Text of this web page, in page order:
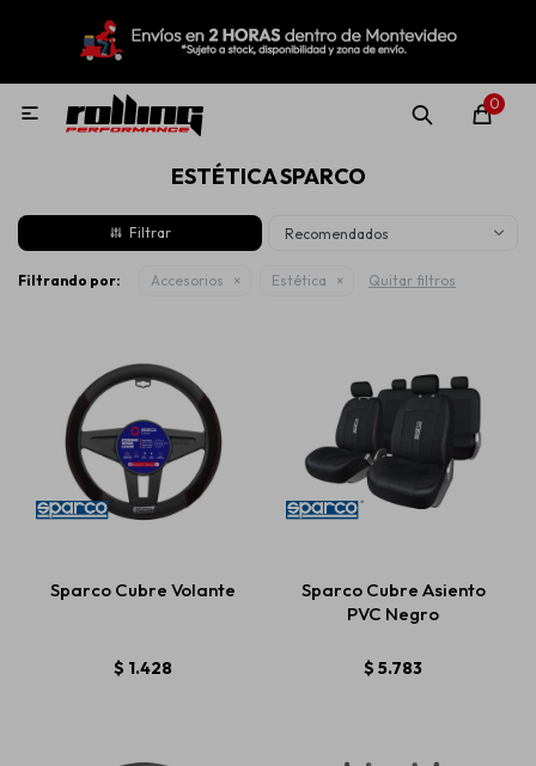
0

ESTÉTICA SPARCO
Recomendados
Filtrando por: Accesorios Estética Quitar filtros
Sparco Cubre Volante
$ 1.428
Sparco Cubre Asiento
PVC Negro
$ 5.783
MI CUENTA
Nuevo! Rolling Repuestos
Llantas
Lubricantes
Aditivos